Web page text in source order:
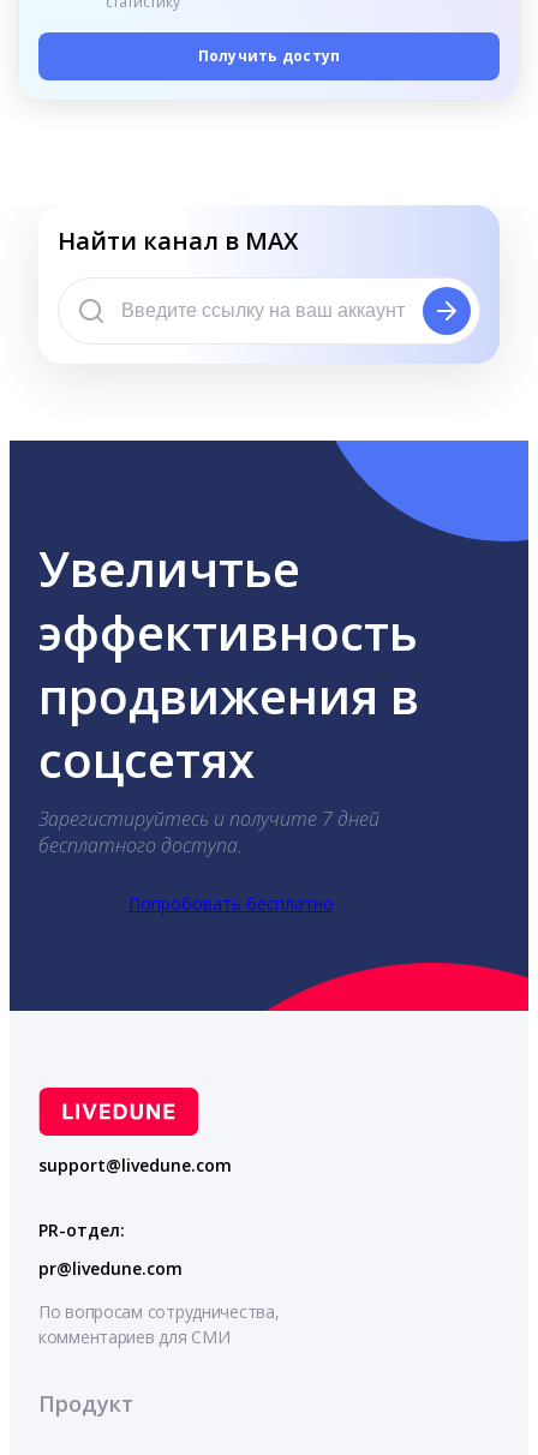
Получить доступ
Найти канал в MAX
Увеличтье
эффективность
продвижения в
соцсетях
Зарегистируйтесь и получите 7 дней
бесплатного доступа.
Попробовать бесплатно
support@livedune.com
PR-отдел:
pr@livedune.com
По вопросам сотрудничества,
комментариев для СМИ
Продукт